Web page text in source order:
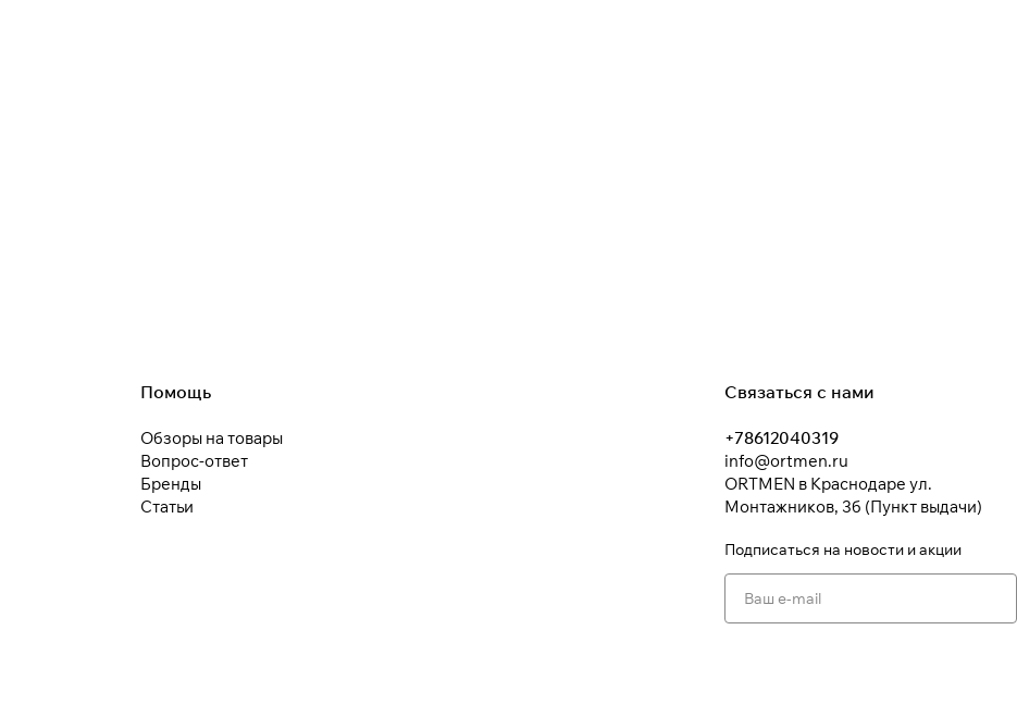
Помощь
Обзоры на товары
Вопрос-ответ
Бренды
Статьи
Связаться с нами
+78612040319
info@ortmen.ru
ORTMEN в Краснодаре ул.
Монтажников, 3б (Пункт выдачи)
Подписаться на новости и акции